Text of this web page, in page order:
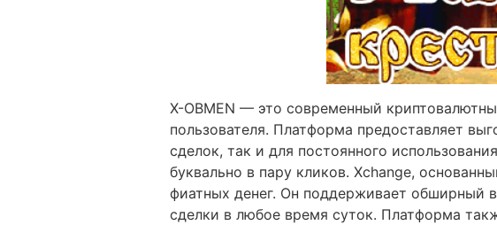
X-OBMEN — это современный
пользователя. Платформа предоставляет
сделок, так и для постоянного
буквально в пару кликов. Xchange,
фиатных денег. Он поддерживает обширный
сделки в любое время суток. Платформа